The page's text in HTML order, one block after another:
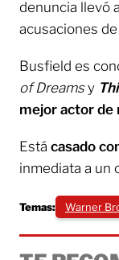
denuncia llevó
acusaciones
Busfield es
of Dreamsy
mejor actor de
Está casado
inmediata a un
Temas: Warner